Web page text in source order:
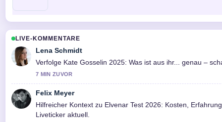
LIVE-KOMMENTARE
Lena Schmidt
Verfolge Kate Gosselin 2025: Was ist aus ihr... genau –
7 MIN ZUVOR
Felix Meyer
Hilfreicher Kontext zu Elvenar Test 2026: Kosten,
Liveticker aktuell.